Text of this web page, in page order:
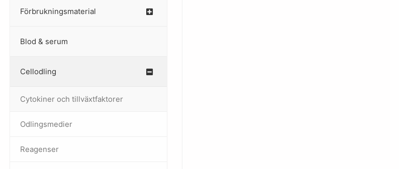
Förbrukningsmaterial
Blod & serum
Cellodling
–
Cytokiner och tillväxtfaktorer
Odlingsmedier
Reagenser